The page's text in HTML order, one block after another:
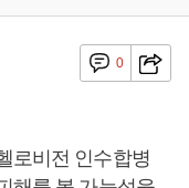
0
로비전 인수합병